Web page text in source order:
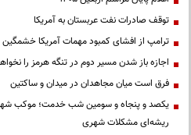
توقف صادرات نفت عربستان به آمریکا
ترامپ از افشای کمبود مهمات آمریکا
اجازه باز شدن مسیر دوم در تنگه هرمز را
فرق است میان مجاهدان در میدان و ساکتین
یکصد و پنجاه و سومین شب خدمت؛ موکب
ریشه‌ای مشکلات شهری